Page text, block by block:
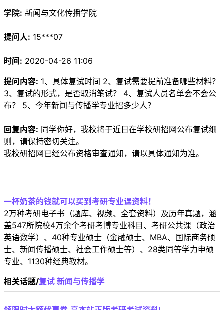
学院: 新闻与文化传播学院
提问人: 15***07
时间: 2020-04-26 11:06
提问内容: 1、具体复试时间 2、复试需要提前准备哪些材料？
3、复试的形式，是否取消笔试？ 4、复试人员名单会不会公
布？ 5、今年新闻与传播学专业招多少人？
回复内容: 同学你好，我校将于近日在学校研招网公布复试细
则，请保持密切关注。
我校研招网已经公布资格审查通知，请以具体通知为准。
一杯奶茶的钱就可以买到考研专业课资料！
2万种考研电子书（题库、视频、全套资料）及历年真题，涵
盖547所院校4万余个考研考博专业科目、考研公共课（政治
英语数学）、40种专业硕士（金融硕士、MBA、国际商务硕
士、新闻传播硕士、社会工作硕士等）、28类同等学力申硕
专业、1130种经典教材。
相关话题/复试 新闻与传播学